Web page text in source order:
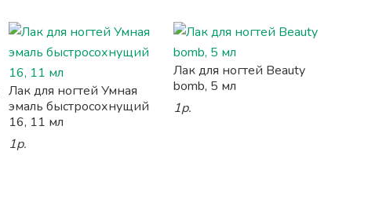
Лак для ногтей Умная
эмаль быстросохнущий
16, 11 мл
1р.
Лак для ногтей Beauty
bomb, 5 мл
1р.